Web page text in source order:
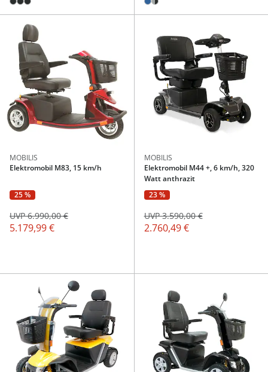
MOBILIS
Elektromobil M83, 15 km/h
25 %
5.179,99 €
UVP 6.990,00 €
MOBILIS
Elektromobil M44 +, 6 km/h, 320
Watt anthrazit
23 %
2.760,49 €
UVP 3.590,00 €